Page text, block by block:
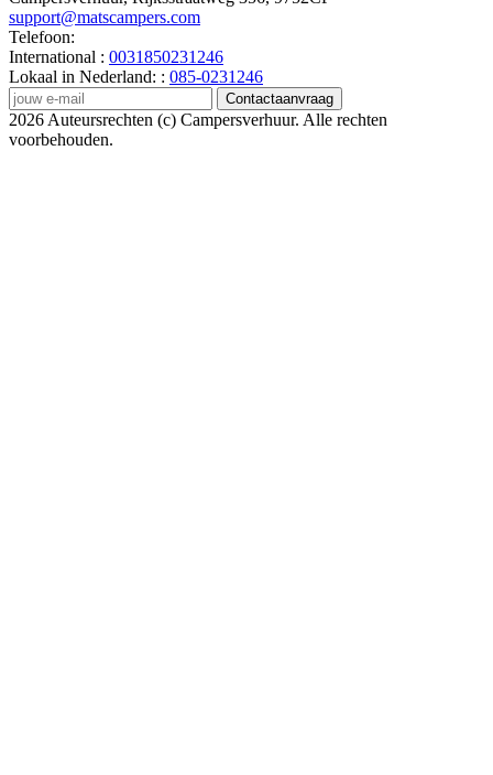
support@matscampers.com
Telefoon:
International : 0031850231246
Lokaal in Nederland: : 085-0231246
Contactaanvraag
2026 Auteursrechten (c) Campersverhuur. Alle rechten
voorbehouden.